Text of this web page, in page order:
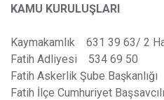
KAMU KURULUŞLARI
Kaymakamlık 631 39 63/ 2
Fatih Adliyesi 534 69 50
Fatih Askerlik Şube
Fatih İlçe Cumhuriyet